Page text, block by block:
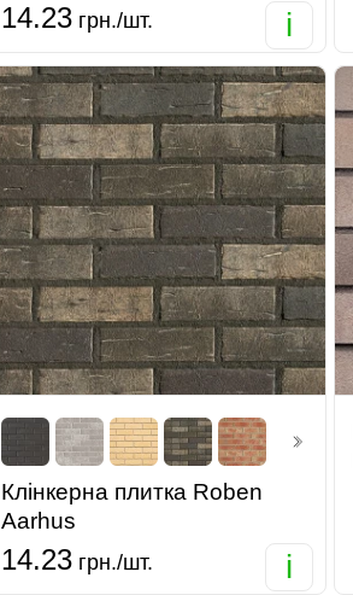
14.23 грн./шт. i
Клінкерна плитка Roben
Aarhus
14.23 грн./шт. i